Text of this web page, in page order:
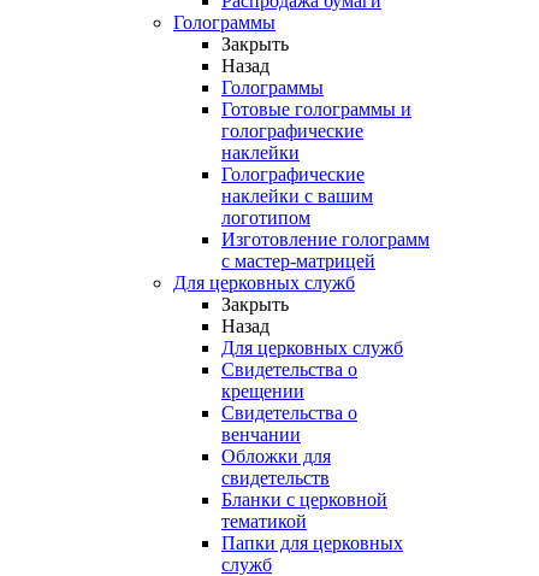
Голограммы
Закрыть
Назад
Голограммы
Готовые голограммы и
голографические
наклейки
Голографические
наклейки с вашим
логотипом
Изготовление голограмм
с мастер-матрицей
Для церковных служб
Закрыть
Назад
Для церковных служб
Свидетельства о
крещении
Свидетельства о
венчании
Обложки для
свидетельств
Бланки с церковной
тематикой
Папки для церковных
служб